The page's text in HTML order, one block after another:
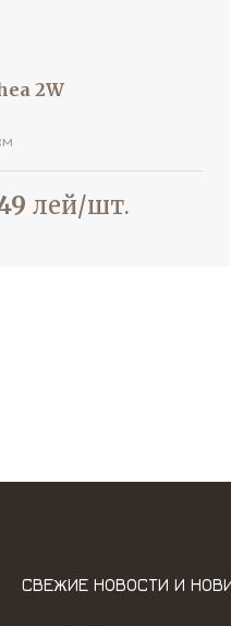
2W
лей/шт.
СВЕЖИЕ НОВОСТИ И